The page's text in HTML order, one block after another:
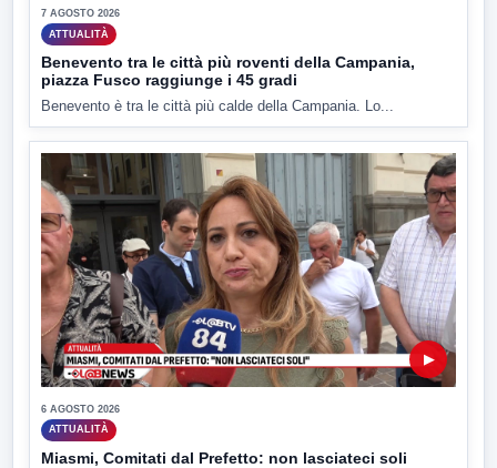
7 AGOSTO 2026
ATTUALITÀ
Benevento tra le città più roventi della Campania,
piazza Fusco raggiunge i 45 gradi
Benevento è tra le città più calde della Campania. Lo...
▶
6 AGOSTO 2026
ATTUALITÀ
Miasmi, Comitati dal Prefetto: non lasciateci soli